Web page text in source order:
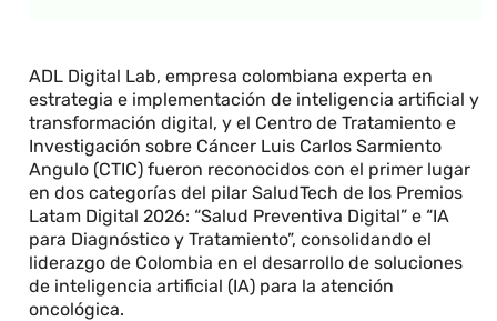
ADL Digital Lab, empresa colombiana experta en
estrategia e implementación de inteligencia artificial y
transformación digital, y el Centro de Tratamiento e
Investigación sobre Cáncer Luis Carlos Sarmiento
Angulo (CTIC) fueron reconocidos con el primer lugar
en dos categorías del pilar SaludTech de los Premios
Latam Digital 2026: “Salud Preventiva Digital” e “IA
para Diagnóstico y Tratamiento”, consolidando el
liderazgo de Colombia en el desarrollo de soluciones
de inteligencia artificial (IA) para la atención
oncológica.